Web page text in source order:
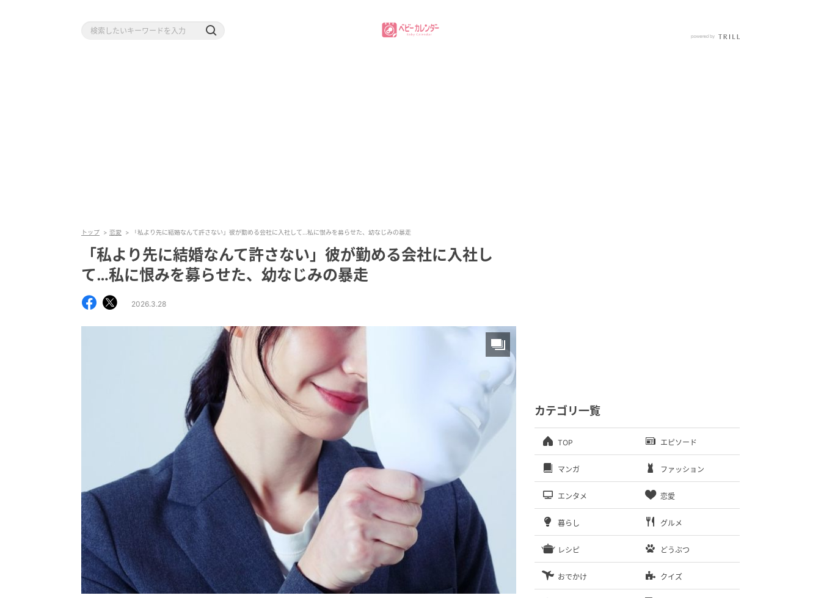
トップ 恋愛 「私より先に結婚なんて許さない」彼が勤める会社に入社して…私に恨みを募らせた、幼なじみの暴走
「私より先に結婚なんて許さない」彼が勤める会社に入社し
て…私に恨みを募らせた、幼なじみの暴走
2026.3.28
カテゴリ一覧
TOP エピソード
マンガ ファッション
エンタメ 恋愛
暮らし グルメ
レシピ どうぶつ
おでかけ クイズ